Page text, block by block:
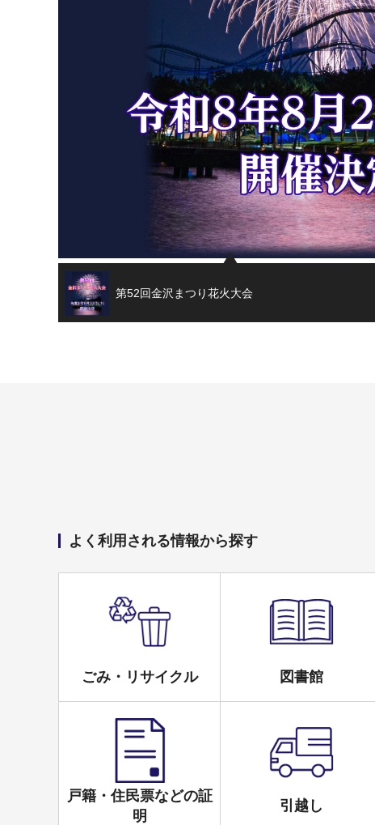
第52回金沢まつり花火大会
よく利用される情報から探す
ごみ・リサイクル 図書館
戸籍・住民票などの証
明
引越し